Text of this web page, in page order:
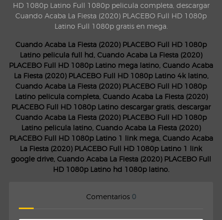
HD 1080p Latino Full 1080p pelicula completa, descargar
Cuando Acaba La Fiesta (2020) PLACEBO Full HD 1080p
Latino Full 1080p gratis en mega.
Cuando Acaba La Fiesta (2020) PLACEBO Full HD 1080p
Latino pelicula full hd, Cuando Acaba La Fiesta (2020)
PLACEBO Full HD 1080p Latino mega latino, Cuando Acaba
La Fiesta (2020) PLACEBO Full HD 1080p Latino 4k latino,
Cuando Acaba La Fiesta (2020) PLACEBO Full HD 1080p
Latino pelicula completa, Cuando Acaba La Fiesta (2020)
PLACEBO Full HD 1080p Latino descargar gratis, descargar
Cuando Acaba La Fiesta (2020) PLACEBO Full HD 1080p
Latino pelicula latino, Cuando Acaba La Fiesta (2020)
PLACEBO Full HD 1080p Latino 1 link mega, Cuando Acaba
La Fiesta (2020) PLACEBO Full HD 1080p Latino 1 link
google drive, Cuando Acaba La Fiesta (2020) PLACEBO Full
HD 1080p Latino hd 1080p latino.
Comentarios 0